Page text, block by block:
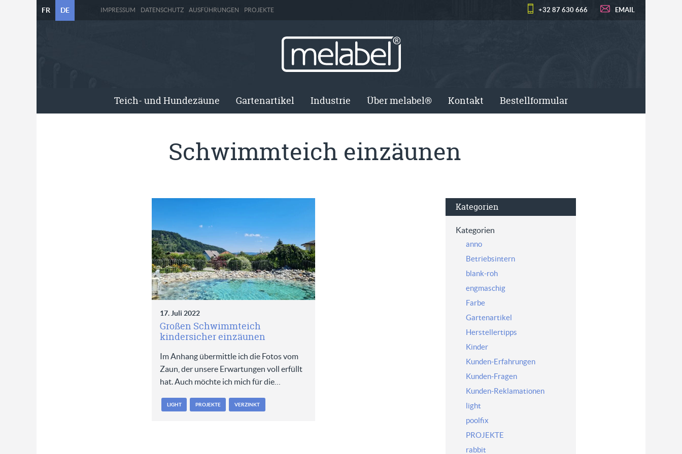
FR DE IMPRESSUM DATENSCHUTZ AUSFÜHRUNGEN PROJEKTE +32 87 630 666 EMAIL
Teich- und Hundezäune Gartenartikel Industrie Über melabel® Kontakt Bestellformular
Schwimmteich einzäunen
17. Juli 2022
Großen Schwimmteich
kindersicher einzäunen
Im Anhang übermittle ich die Fotos vom
Zaun, der unsere Erwartungen voll erfüllt
hat. Auch möchte ich mich für die…
LIGHT PROJEKTE VERZINKT
Kategorien
Kategorien
anno
Betriebsintern
blank-roh
engmaschig
Farbe
Gartenartikel
Herstellertipps
Kinder
Kunden-Erfahrungen
Kunden-Fragen
Kunden-Reklamationen
light
poolfix
PROJEKTE
rabbit